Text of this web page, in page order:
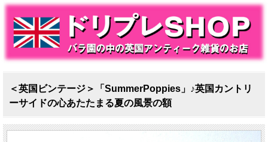
＜英国ビンテージ＞「SummerPoppies」♪英国カントリ
ーサイドの心あたたまる夏の風景の額